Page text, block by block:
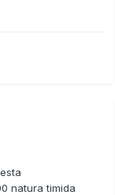
natura timida